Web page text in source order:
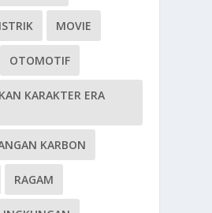
MOVIE
OTOMOTIF
KARAKTER ERA
KARBON
RAGAM